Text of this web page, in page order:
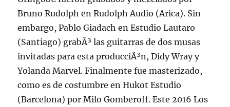
Bruno Rudolph en Rudolph Audio (Arica). Sin
embargo, Pablo Giadach en Estudio Lautaro
(Santiago) grabÃ³ las guitarras de dos musas
invitadas para esta producciÃ³n, Didy Wray y
Yolanda Marvel. Finalmente fue masterizado,
como es de costumbre en Hukot Estudio
(Barcelona) por Milo Gomberoff. Este 2016 Los